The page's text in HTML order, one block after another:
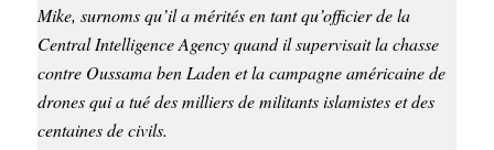
Mike, surnoms qu’il a mérités en tant qu’officier de la
Central Intelligence Agency quand il supervisait la chasse
contre Oussama ben Laden et la campagne américaine de
drones qui a tué des milliers de militants islamistes et des
centaines de civils.